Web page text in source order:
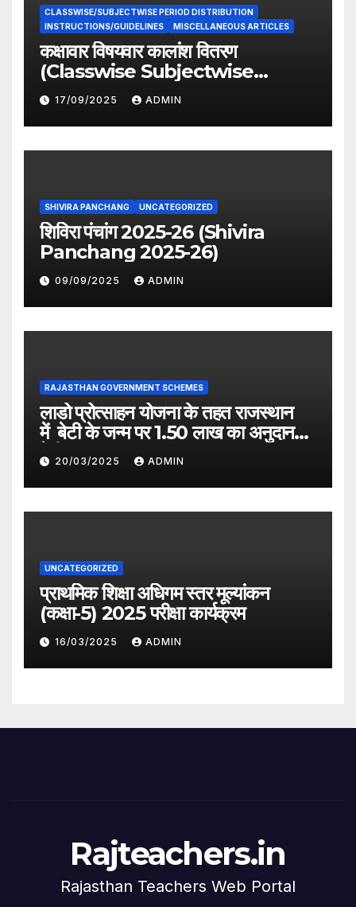
CLASSWISE/SUBJECTWISE PERIOD DISTRIBUTION
INSTRUCTIONS/GUIDELINES
MISCELLANEOUS ARTICLES
कक्षावार विषयवार कालांश वितरण
(Classwise Subjectwise
period distribution)
17/09/2025 ADMIN
SHIVIRA PANCHANG UNCATEGORIZED
शिविरा पंचांग 2025-26 (Shivira
Panchang 2025-26)
09/09/2025 ADMIN
RAJASTHAN GOVERNMENT SCHEMES
लाडो प्रोत्साहन योजना के तहत राजस्थान
में बेटी के जन्म पर 1.50 लाख का अनुदान
देगी सरकार
20/03/2025 ADMIN
UNCATEGORIZED
प्राथमिक शिक्षा अधिगम स्तर मूल्यांकन
(कक्षा-5) 2025 परीक्षा कार्यक्रम
16/03/2025 ADMIN
Rajteachers.in
Rajasthan Teachers Web Portal